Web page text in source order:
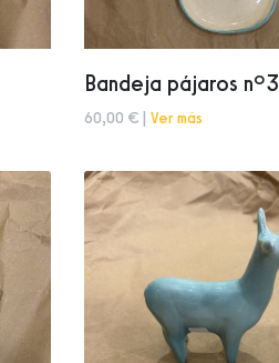
Bandeja pájaros nº3
60,00 € | Ver más